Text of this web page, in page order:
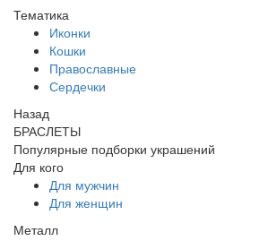
Тематика
Иконки
Кошки
Православные
Сердечки
Назад
БРАСЛЕТЫ
Популярные подборки украшений
Для кого
Для мужчин
Для женщин
Металл